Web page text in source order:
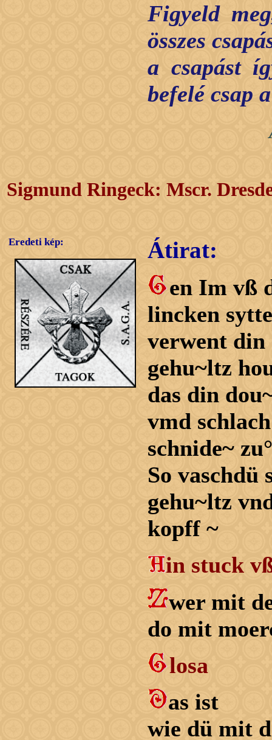
Figyeld
összes
a csapást
befelé csap
Sigmund Ringeck: Mscr.
Eredeti kép: Átirat:
en Im vß
lincken
verwent din
gehu~ltz
das din
vmd
schnide~
So vaschdü
gehu~ltz
kopff ~
in stuck
wer mit
do mit
losa
as ist
wie dü mit